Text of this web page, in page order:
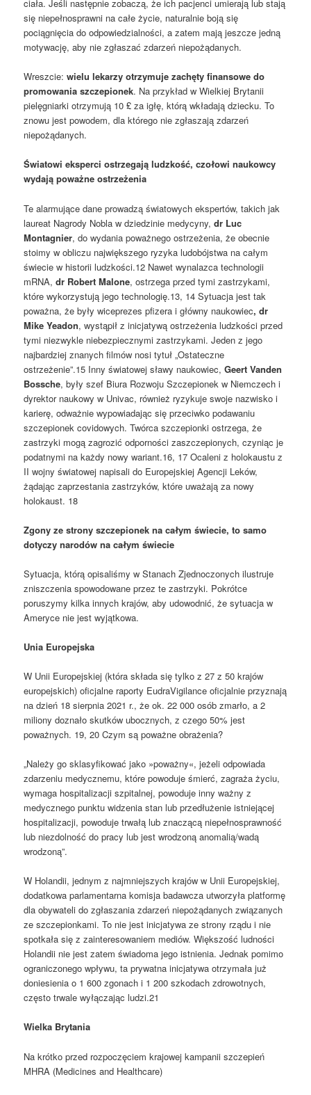
ciała. Jeśli następnie zobaczą, że ich pacjenci umierają lub stają
się niepełnosprawni na całe życie, naturalnie boją się
pociągnięcia do odpowiedzialności, a zatem mają jeszcze jedną
motywację, aby nie zgłaszać zdarzeń niepożądanych.
Wreszcie:wielu lekarzy otrzymuje zachęty finansowe do
promowania szczepionek. Na przykład w Wielkiej Brytanii
pielęgniarki otrzymują 10 ₤ za igłę, którą wkładają dziecku. To
znowu jest powodem, dla którego nie zgłaszają zdarzeń
niepożądanych.
Światowi eksperci ostrzegają ludzkość, czołowi naukowcy
wydają poważne ostrzeżenia
Te alarmujące dane prowadzą światowych ekspertów, takich jak
laureat Nagrody Nobla w dziedzinie medycyny,dr Luc
Montagnier, do wydania poważnego ostrzeżenia, że obecnie
stoimy w obliczu największego ryzyka ludobójstwa na całym
świecie w historii ludzkości.12 Nawet wynalazca technologii
mRNA, dr Robert Malone, ostrzega przed tymi zastrzykami,
które wykorzystują jego technologię.13, 14 Sytuacja jest tak
poważna, że były wiceprezes pfizera i główny naukowiec, dr
Mike Yeadon, wystąpił z inicjatywą ostrzeżenia ludzkości przed
tymi niezwykle niebezpiecznymi zastrzykami. Jeden z jego
najbardziej znanych filmów nosi tytuł „Ostateczne
ostrzeżenie”.15 Inny światowej sławy naukowiec,Geert Vanden
Bossche, były szef Biura Rozwoju Szczepionek w Niemczech i
dyrektor naukowy w Univac, również ryzykuje swoje nazwisko i
karierę, odważnie wypowiadając się przeciwko podawaniu
szczepionek covidowych. Twórca szczepionki ostrzega, że
zastrzyki mogą zagrozić odporności zaszczepionych, czyniąc je
podatnymi na każdy nowy wariant.16, 17 Ocaleni z holokaustu z
II wojny światowej napisali do Europejskiej Agencji Leków,
żądając zaprzestania zastrzyków, które uważają za nowy
holokaust. 18
Zgony ze strony szczepionek na całym świecie, to samo
dotyczy narodów na całym świecie
Sytuacja, którą opisaliśmy w Stanach Zjednoczonych ilustruje
zniszczenia spowodowane przez te zastrzyki. Pokrótce
poruszymy kilka innych krajów, aby udowodnić, że sytuacja w
Ameryce nie jest wyjątkowa.
Unia Europejska
W Unii Europejskiej (która składa się tylko z 27 z 50 krajów
europejskich) oficjalne raporty EudraVigilance oficjalnie przyznają
na dzień 18 sierpnia 2021 r., że ok. 22 000 osób zmarło, a 2
miliony doznało skutków ubocznych, z czego 50% jest
poważnych. 19, 20 Czym są poważne obrażenia?
„Należy go sklasyfikować jako »poważny«, jeżeli odpowiada
zdarzeniu medycznemu, które powoduje śmierć, zagraża życiu,
wymaga hospitalizacji szpitalnej, powoduje inny ważny z
medycznego punktu widzenia stan lub przedłużenie istniejącej
hospitalizacji, powoduje trwałą lub znaczącą niepełnosprawność
lub niezdolność do pracy lub jest wrodzoną anomalią/wadą
wrodzoną”.
W Holandii, jednym z najmniejszych krajów w Unii Europejskiej,
dodatkowa parlamentarna komisja badawcza utworzyła platformę
dla obywateli do zgłaszania zdarzeń niepożądanych związanych
ze szczepionkami. To nie jest inicjatywa ze strony rządu i nie
spotkała się z zainteresowaniem mediów. Większość ludności
Holandii nie jest zatem świadoma jego istnienia. Jednak pomimo
ograniczonego wpływu, ta prywatna inicjatywa otrzymała już
doniesienia o 1 600 zgonach i 1 200 szkodach zdrowotnych,
często trwale wyłączając ludzi.21
Wielka Brytania
Na krótko przed rozpoczęciem krajowej kampanii szczepień
MHRA (Medicines and Healthcare)